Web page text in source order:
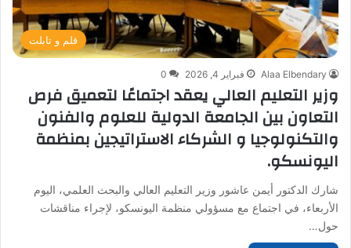
قلم و تابلت
Alaa Elbendary فبراير 4, 2026 0
وزير التعليم العالي يعقد اجتماعًا لتعميق فرص
التعاون بين الجامعة الدولية للعلوم والفنون
والتكنولوجيا و الشركاء الاستراتيجين بمنظمة
اليونسكو.
شارك الدكتور أيمن عاشور وزير التعليم العالي والبحث العلمي، اليوم
الأربعاء، في اجتماع مع مسؤولي منظمة اليونسكو، لإجراء مناقشات
حول…